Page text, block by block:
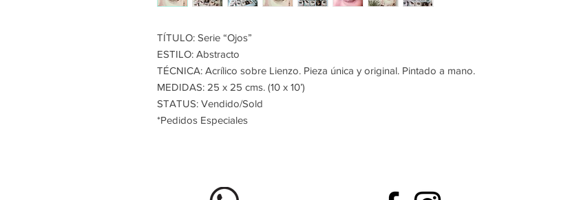
TÍTULO: Serie “Ojos”
ESTILO: Abstracto
TÉCNICA: Acrílico sobre Lienzo. Pieza única y original. Pintado a mano.
MEDIDAS: 25 x 25 cms. (10 x 10’)
STATUS: Vendido/Sold
*Pedidos Especiales